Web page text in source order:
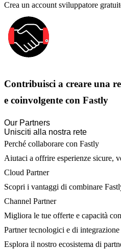
Crea un account sviluppatore
Contribuisci a creare una
e coinvolgente con Fastly
Our Partners
Unisciti alla nostra rete
Perché collaborare con Fastly
Aiutaci a offrire esperienze sicure,
Cloud Partner
Scopri i vantaggi di combinare
Channel Partner
Migliora le tue offerte e capacità
Partner tecnologici e di integrazione
Esplora il nostro ecosistema di